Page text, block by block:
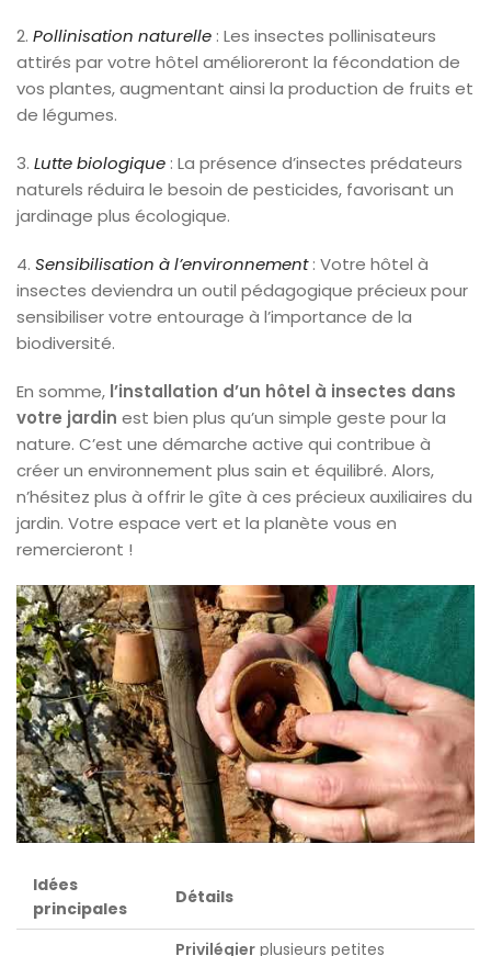
2. Pollinisation naturelle : Les insectes pollinisateurs
attirés par votre hôtel amélioreront la fécondation de
vos plantes, augmentant ainsi la production de fruits et
de légumes.
3. Lutte biologique : La présence d’insectes prédateurs
naturels réduira le besoin de pesticides, favorisant un
jardinage plus écologique.
4. Sensibilisation à l’environnement: Votre hôtel à
insectes deviendra un outil pédagogique précieux pour
sensibiliser votre entourage à l’importance de la
biodiversité.
En somme, l’installation d’un hôtel à insectes dans
votre jardin est bien plus qu’un simple geste pour la
nature. C’est une démarche active qui contribue à
créer un environnement plus sain et équilibré. Alors,
n’hésitez plus à offrir le gîte à ces précieux auxiliaires du
jardin. Votre espace vert et la planète vous en
remercieront !
Idées
principales
Détails
Privilégier plusieurs petites